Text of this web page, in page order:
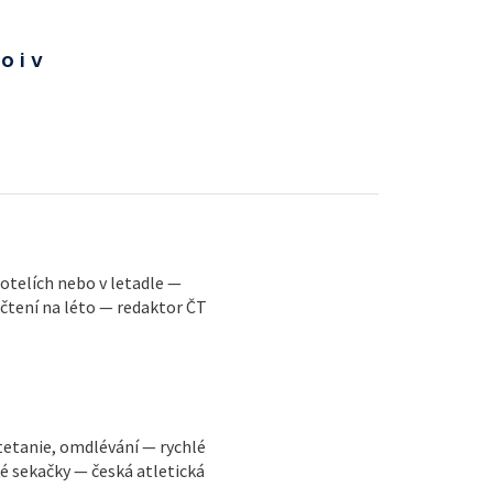
i v
nebo v letadle —
na léto — redaktor ČT
omdlévání — rychlé
sekačky — česká atletická